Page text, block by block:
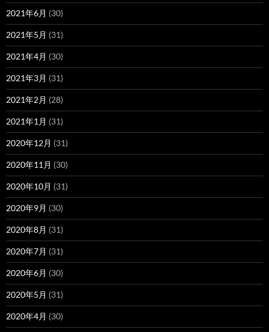
2021年6月 (30)
2021年5月 (31)
2021年4月 (30)
2021年3月 (31)
2021年2月 (28)
2021年1月 (31)
2020年12月 (31)
2020年11月 (30)
2020年10月 (31)
2020年9月 (30)
2020年8月 (31)
2020年7月 (31)
2020年6月 (30)
2020年5月 (31)
2020年4月 (30)